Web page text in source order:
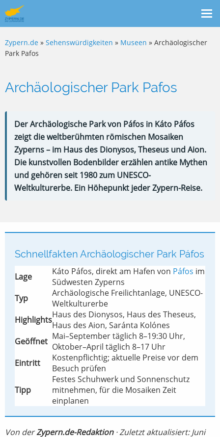
Zypern.de » Sehenswürdigkeiten » Museen » Archäologischer
Park Pafos
Archäologischer Park Pafos
Der Archäologische Park von Páfos in Káto Páfos
zeigt die weltberühmten römischen Mosaiken
Zyperns – im Haus des Dionysos, Theseus und Aion.
Die kunstvollen Bodenbilder erzählen antike Mythen
und gehören seit 1980 zum UNESCO-
Weltkulturerbe. Ein Höhepunkt jeder Zypern-Reise.
Schnellfakten Archäologischer Park Páfos
Lage Káto Páfos, direkt am Hafen von Páfos im
Südwesten Zyperns
Typ
Archäologische Freilichtanlage, UNESCO-
Weltkulturerbe
HighlightsHaus des Dionysos, Haus des Theseus,
Haus des Aion, Saránta Kolónes
Geöffnet Mai–September täglich 8–19:30 Uhr,
Oktober–April täglich 8–17 Uhr
Eintritt
Kostenpflichtig; aktuelle Preise vor dem
Besuch prüfen
Tipp
Festes Schuhwerk und Sonnenschutz
mitnehmen, für die Mosaiken Zeit
einplanen
Von derZypern.de-Redaktion· Zuletzt aktualisiert: Juni